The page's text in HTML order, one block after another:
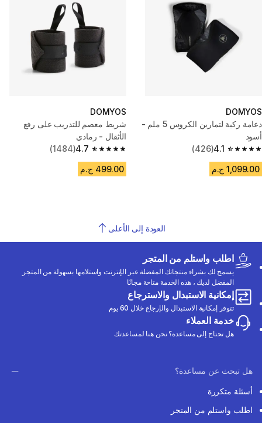
DOMYOS
دعامة ركبة لتمارين الكروس 5 ملم -
أسود
4.1
4.1 out of 5 stars from 426 reviews
(426)
1,099.00 ج.م
DOMYOS
شريط معصم للتدريب على رفع
الأثقال - رمادي
4.7
4.7 out of 5 stars from 1484 reviews
(1484)
499.00 ج.م
العودة إلى الأعلى
اطلب واستلم من المتجر
يسمح لك بشراء منتجاتك المفضلة عبر الإنترنت واستلامها بسهولة من المتجر
المفضل لديك ، هذه الخدمة متاحة مجانًا
إمكانية الاستبدال والاسترجاع
تتوفر إمكانية الاستبدال والإرجاع خلال 60 يوم
خدمة العملاء
هل تحتاج إلى مساعدة؟ نحن هنا لمساعدتك
هل تبحث عن مساعدة؟
أسئلة متكررة
اطلب واستلم من المتجر